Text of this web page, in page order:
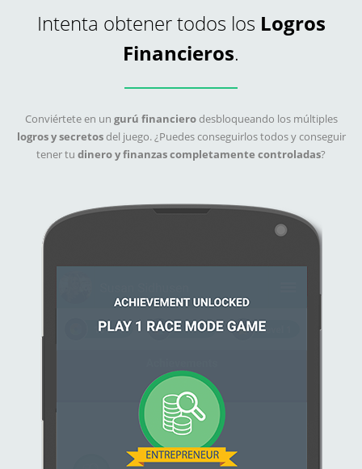
Intenta obtener todos los Logros
Financieros.
Conviértete en un gurú financierodesbloqueando los múltiples
logros y secretosdel juego. ¿Puedes conseguirlos todos y conseguir
tener tu dinero y finanzas completamente controladas?